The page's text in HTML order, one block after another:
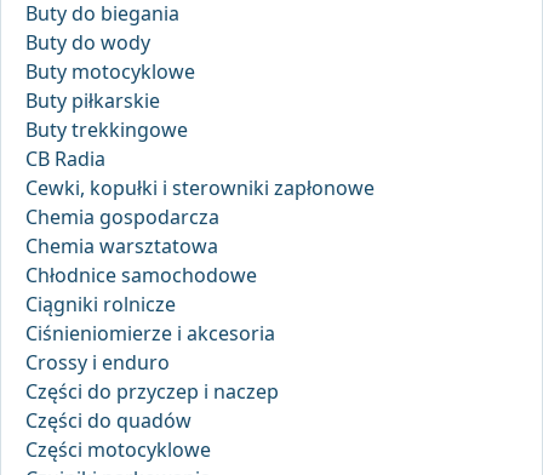
Buty do biegania
Buty do wody
Buty motocyklowe
Buty piłkarskie
Buty trekkingowe
CB Radia
Cewki, kopułki i sterowniki zapłonowe
Chemia gospodarcza
Chemia warsztatowa
Chłodnice samochodowe
Ciągniki rolnicze
Ciśnieniomierze i akcesoria
Crossy i enduro
Części do przyczep i naczep
Części do quadów
Części motocyklowe